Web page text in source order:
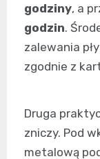
godziny, a
godzin.
zalewania
zgodnie z
Druga
zniczy. Pod
metalową